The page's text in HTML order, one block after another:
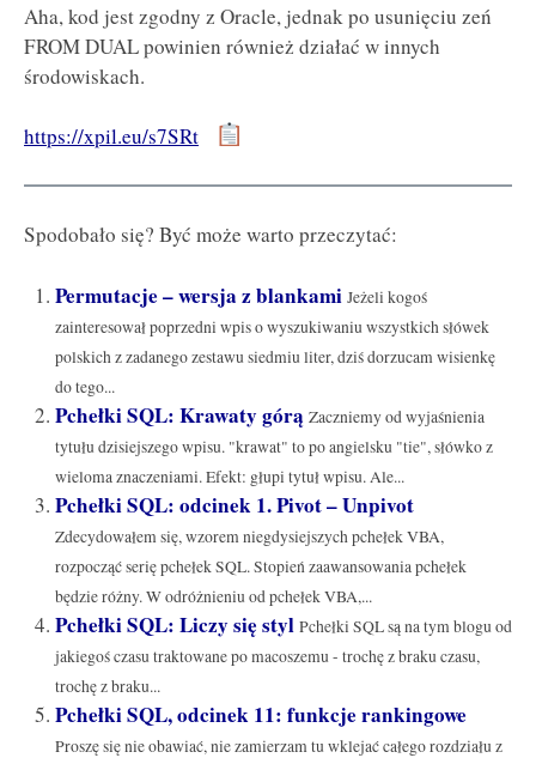
Aha, kod jest zgodny z Oracle, jednak po usunięciu zeń
FROM DUAL powinien również działać w innych
środowiskach.
https://xpil.eu/s7SRt
Spodobało się? Być może warto przeczytać:
Permutacje – wersja z blankami Jeżeli kogoś
zainteresował poprzedni wpis o wyszukiwaniu wszystkich słówek
polskich z zadanego zestawu siedmiu liter, dziś dorzucam wisienkę
do tego...
Pchełki SQL: Krawaty górą Zaczniemy od wyjaśnienia
tytułu dzisiejszego wpisu. "krawat" to po angielsku "tie", słówko z
wieloma znaczeniami. Efekt: głupi tytuł wpisu. Ale...
Pchełki SQL: odcinek 1. Pivot – Unpivot
Zdecydowałem się, wzorem niegdysiejszych pchełek VBA,
rozpocząć serię pchełek SQL. Stopień zaawansowania pchełek
będzie różny. W odróżnieniu od pchełek VBA,...
Pchełki SQL: Liczy się styl Pchełki SQL są na tym blogu od
jakiegoś czasu traktowane po macoszemu - trochę z braku czasu,
trochę z braku...
Pchełki SQL, odcinek 11: funkcje rankingowe
Proszę się nie obawiać, nie zamierzam tu wklejać całego rozdziału z